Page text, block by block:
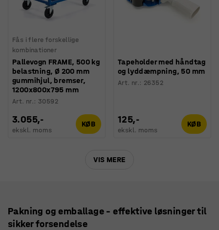
Fås i flere forskellige
kombinationer
Pallevogn FRAME, 500 kg
belastning, Ø 200 mm
gummihjul, bremser,
1200x800x795 mm
Art. nr.: 30592
3.055,-
ekskl. moms
KØB
Tapeholder med håndtag
og lyddæmpning, 50 mm
Art. nr.: 26352
125,-
ekskl. moms
KØB
VIS MERE
Pakning og emballage – effektive løsninger til
sikker forsendelse